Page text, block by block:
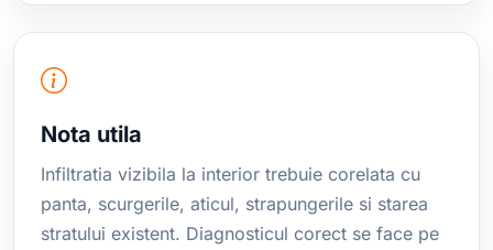
Nota utila
Infiltratia vizibila la interior trebuie corelata cu
panta, scurgerile, aticul, strapungerile si starea
stratului existent. Diagnosticul corect se face pe